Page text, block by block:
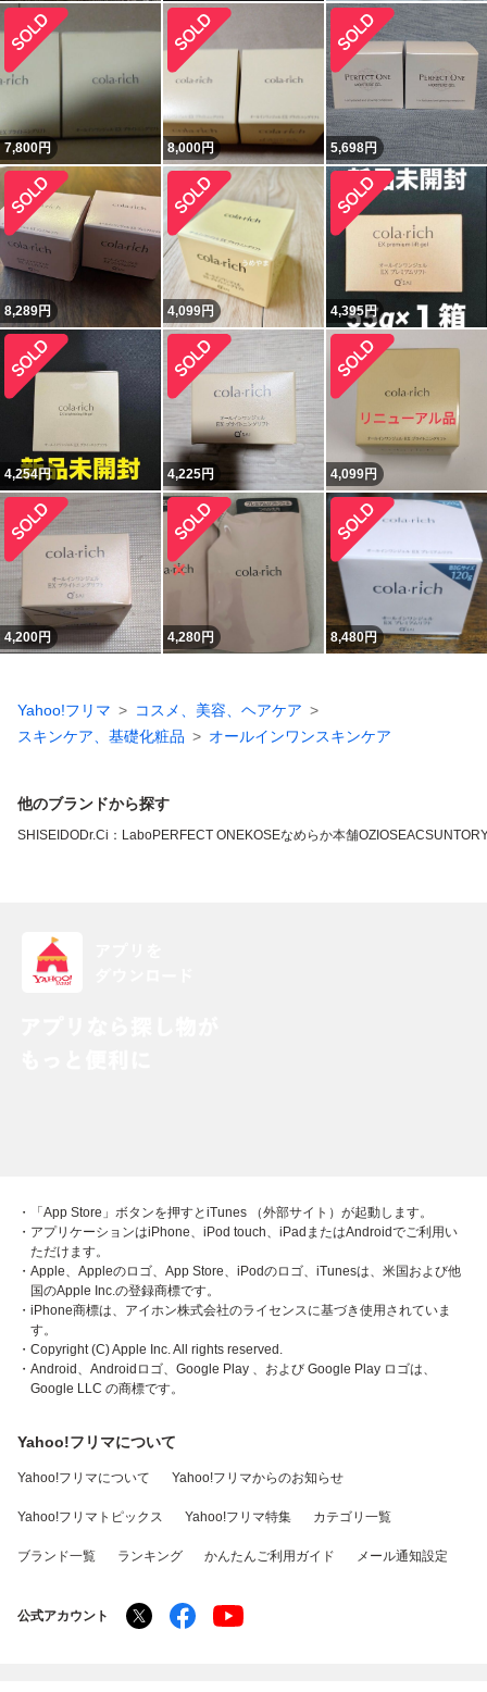
7,800円 8,000円 5,698円
8,289円 4,099円 4,395円
4,254円 4,225円 4,099円
4,200円 4,280円 8,480円
Yahoo!フリマ
コスメ、美容、ヘアケア
スキンケア、基礎化粧品
オールインワンスキンケア
他のブランドから探す
SHISEIDODr.Ci：LaboPERFECT ONEKOSEなめらか本舗OZIOSEAC
・「App Store」ボタンを押すとiTunes （外部サイト）が起動します。
・アプリケーションはiPhone、iPod touch、iPadまたはAndroidでご利用い
ただけます。
・Apple、Appleのロゴ、App Store、iPodのロゴ、iTunesは、米国および他
国のApple Inc.の登録商標です。
・iPhone商標は、アイホン株式会社のライセンスに基づき使用されていま
す。
・Copyright (C) Apple Inc. All rights reserved.
・Android、Androidロゴ、Google Play 、および Google Play ロゴは、
Google LLC の商標です。
Yahoo!フリマについて
Yahoo!フリマについて Yahoo!フリマからのお知らせ
Yahoo!フリマトピックス Yahoo!フリマ特集 カテゴリ一覧
ブランド一覧 ランキング かんたんご利用ガイド メール通知設定
公式アカウント